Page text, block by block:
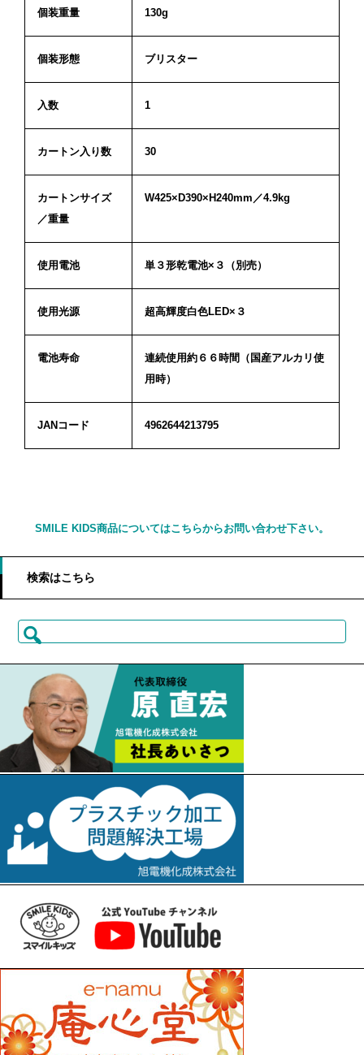
個装重量 130g
個装形態 ブリスター
入数 1
カートン入り数 30
カートンサイズ
／重量
W425×D390×H240mm／4.9kg
使用電池 単３形乾電池×３（別売）
使用光源 超高輝度白色LED×３
電池寿命
連続使用約６６時間（国産アルカリ使
用時）
JANコード 4962644213795
SMILE KIDS商品についてはこちらからお問い合わせ下さい。
検索はこちら
検
索: